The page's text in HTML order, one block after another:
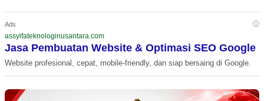
Ads ⓘ
assyifateknologinusantara.com
Jasa Pembuatan Website & Optimasi SEO Google
Website profesional, cepat, mobile-friendly, dan siap bersaing di Google.